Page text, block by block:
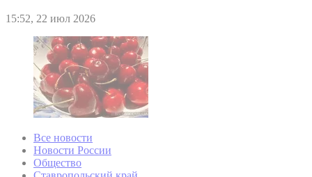
15:52, 22 июл 2026
Все новости
Новости России
Общество